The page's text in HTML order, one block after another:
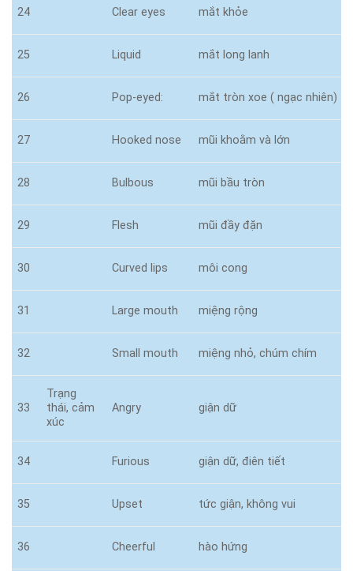
24 Clear eyes mắt khỏe
25 Liquid mắt long lanh
26 Pop-eyed: mắt tròn xoe ( ngạc nhiên)
27 Hooked nose mũi khoằm và lớn
28 Bulbous mũi bầu tròn
29 Flesh mũi đầy đặn
30 Curved lips môi cong
31 Large mouth miệng rộng
32 Small mouth miệng nhỏ, chúm chím
33
Trạng
thái, cảm
xúc
Angry giận dữ
34 Furious giận dữ, điên tiết
35 Upset tức giận, không vui
36 Cheerful hào hứng